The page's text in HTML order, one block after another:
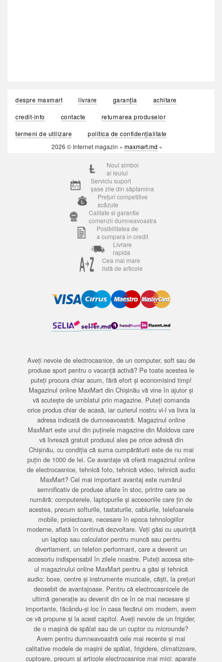
despre maxmart livrare garanția
achitare
credit-info
contacte
returnarea produselor
termeni de utilizare
politica de confidențialitate
2026 © Internet magazin « maxmart.md »
Noul simbol
al leului
Serviciu suport
șase zile din săptamina
Prețuri competitive
scăzute
Calitate si garantie
comenzii dumneavoastra
Posibilitatea de
a cumpara in credit
Livrare
rapida
Cea mai mare
listă de articole
Aveți nevoie de electrocasnice, de un computer, soft sau de
produse sport pentru o vacanță activă? Pe toate acestea le
puteți procura chiar acum, fără efort și economisind timp!
Magazinul online MaxMart din Chișinău vă vine în ajutor și
vă scutește de umblatul prin magazine. Puteți comanda
orice produs chiar de acasă, iar curierul nostru vi-l va livra la
adresa indicată de dumneavoastră. Magazinul online
MaxMart este unul din puținele magazine din Moldova care
vă livrează gratuit produsul ales pe orice adresă din
Chișinău, cu condiția că suma cumpărăturii este de nu mai
puțin de 1000 de lei. Ce avantaje vă oferă magazinul online
de electrocasnice, tehnică foto, tehnică video, tehnică audio
MaxMart? Cel mai important avantaj este numărul
semnificativ de produse aflate în stoc, printre care se
numără: computerele, laptopurile și accesoriile care țin de
acestea, precum softurile, tastaturile, cablurile, telefoanele
mobile, proiectoare, necesare în epoca tehnologiilor
moderne, aflată în continuă dezvoltare. Veți găsi cu ușurință
un laptop sau calculator pentru muncă sau pentru
divertisment, un telefon performant, care a devenit un
accesoriu indispensabil în zilele noastre. Puteți accesa site-
ul magazinului online MaxMart pentru a găsi și tehnică
audio: boxe, centre și instrumente muzicale, căști, la prețuri
deosebit de avantajoase. Pentru că electrocasnicele de
ultimă generație au devenit din ce în ce mai necesare și
importante, făcându-și loc în casa fiecărui om modern, avem
ce vă propune și la acest capitol. Aveți nevoie de un frigider,
de o mașină de spălat sau de un cuptor cu microunde?
Avem pentru dumneavoastră cele mai recente și mai
calitative modele de mașini de spălat, frigidere, climatizoare,
cuptoare, precum și articole electrocasnice mai mici: aparate